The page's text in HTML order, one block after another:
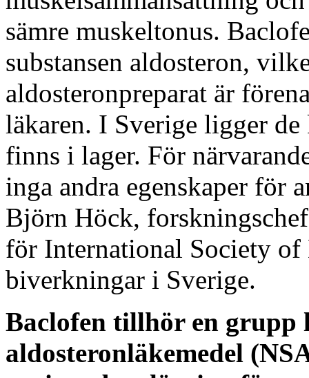
sämre muskeltonus.
substansen aldosteron,
aldosteronpreparat är
läkaren. I Sverige ligger
finns i lager. För
inga andra egenskaper för
Björn Höck,
för International Society
biverkningar i Sverige.
Baclofen tillhör en grupp
aldosteronläkemedel